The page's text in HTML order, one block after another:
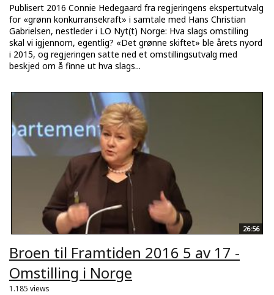
Publisert 2016 Connie Hedegaard fra regjeringens ekspertutvalg
for «grønn konkurransekraft» i samtale med Hans Christian
Gabrielsen, nestleder i LO Nyt(t) Norge: Hva slags omstilling
skal vi igjennom, egentlig? «Det grønne skiftet» ble årets nyord
i 2015, og regjeringen satte ned et omstillingsutvalg med
beskjed om å finne ut hva slags...
26:56
Broen til Framtiden 2016 5 av 17 -
Omstilling i Norge
1.185 views